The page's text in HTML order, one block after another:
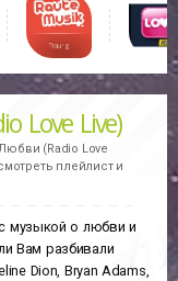
Love Live)
(Radio Love
плейлист и
музыкой о любви и
Вам разбивали
Dion, Bryan Adams,